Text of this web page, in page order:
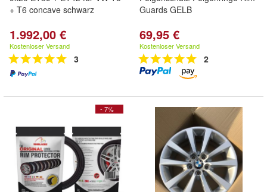
+ T6 concave schwarz
1.992,00 €
Kostenloser Versand
3
Guards GELB
69,95 €
Kostenloser Versand
2
- 7%